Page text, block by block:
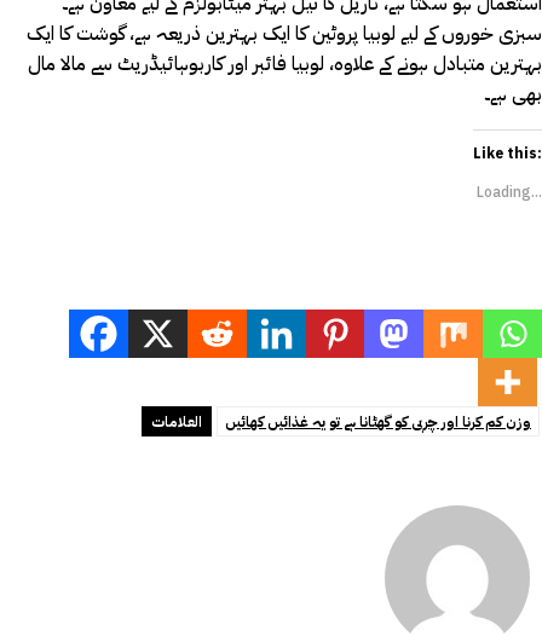
سبزی خوروں کے لیے لوبیا پروٹین کا ایک بہترین ذریعہ ہے، گوشت کا ایک
بہترین متبادل ہونے کے علاوہ، لوبیا فائبر اور کاربوہائیڈریٹ سے مالا مال
بھی ہے۔
Like this:
Loading...
العلامات وزن کم کرنا اور چربی کو گھٹانا ہے تو یہ غذائیں کھائیں